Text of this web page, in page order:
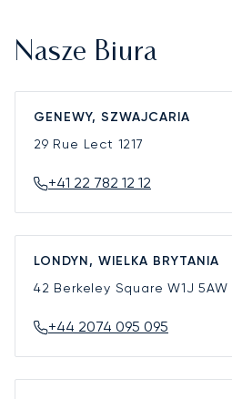
Nasze Biura
GENEWY, SZWAJCARIA
29 Rue Lect 1217
+41 22 782 12 12
LONDYN, WIELKA BRYTANIA
42 Berkeley SquareW1J 5AW
+44 2074 095 095